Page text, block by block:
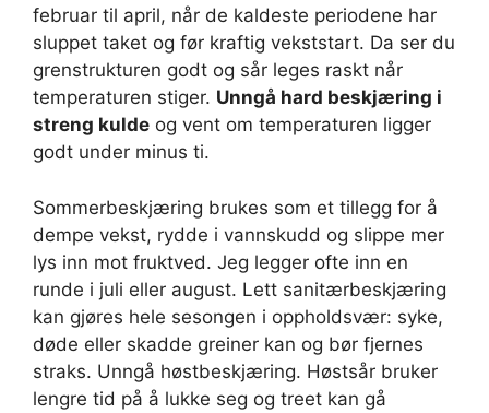
februar til april, når de kaldeste periodene har
sluppet taket og før kraftig vekststart. Da ser du
grenstrukturen godt og sår leges raskt når
temperaturen stiger. Unngå hard beskjæring i
streng kulde og vent om temperaturen ligger
godt under minus ti.
Sommerbeskjæring brukes som et tillegg for å
dempe vekst, rydde i vannskudd og slippe mer
lys inn mot fruktved. Jeg legger ofte inn en
runde i juli eller august. Lett sanitærbeskjæring
kan gjøres hele sesongen i oppholdsvær: syke,
døde eller skadde greiner kan og bør fjernes
straks. Unngå høstbeskjæring. Høstsår bruker
lengre tid på å lukke seg og treet kan gå